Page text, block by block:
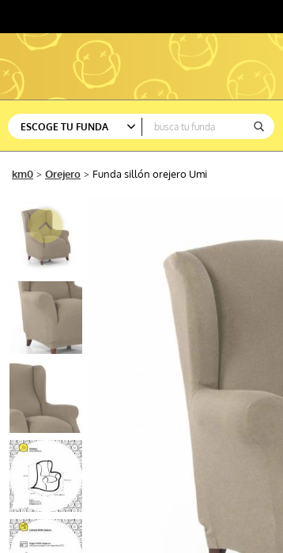
ESCOGE TU FUNDA
Ver todas
Silla
Rinconera
Relax estandard
Relax pies juntos
km0 Orejero Funda sillón orejero Umi